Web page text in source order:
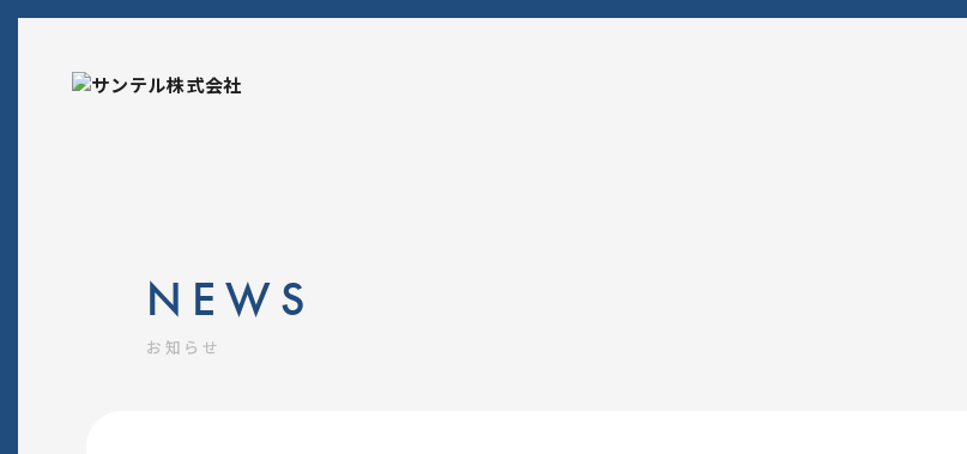
NEWS
お知らせ